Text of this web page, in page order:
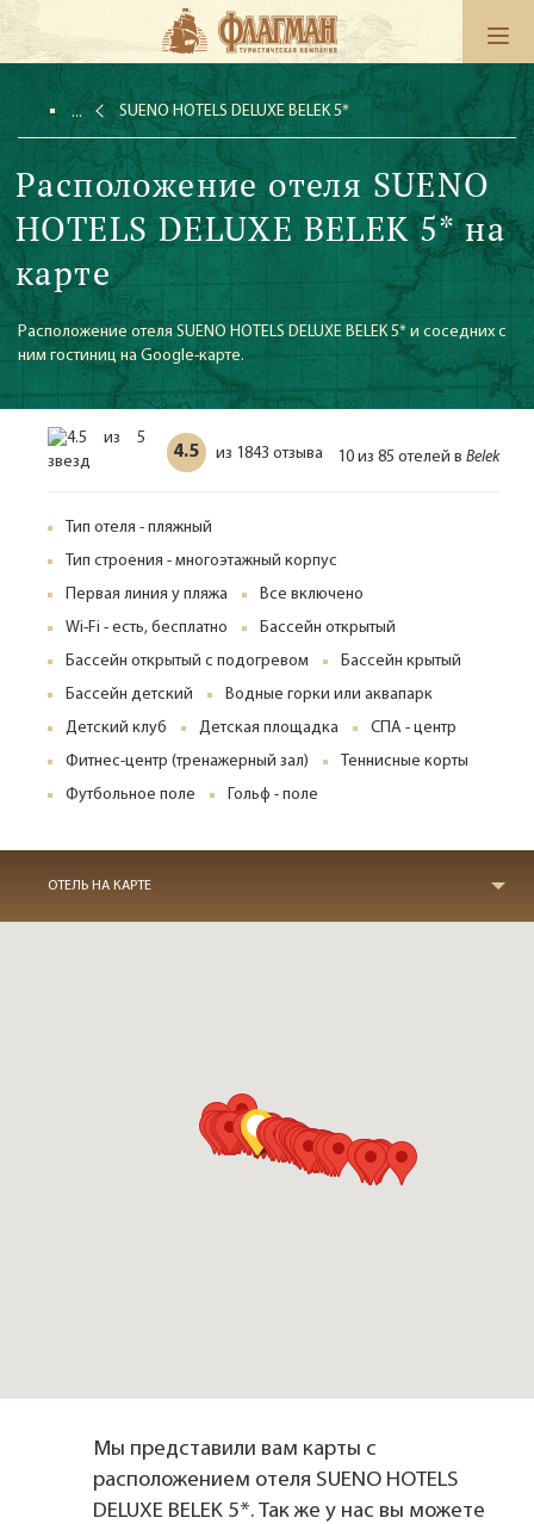
SUENO HOTELS DELUXE BELEK 5*
Расположение отеля SUENO
HOTELS DELUXE BELEK 5* на
карте
Расположение отеля SUENO HOTELS DELUXE BELEK 5* и соседних с
ним гостиниц на Google-карте.
4.5 из 1843 отзыва 10 из 85 отелей в Belek
Тип отеля - пляжный
Тип строения - многоэтажный корпус
Первая линия у пляжа
Все включено
Wi-Fi - есть, бесплатно
Бассейн открытый
Бассейн открытый с подогревом
Бассейн крытый
Бассейн детский
Водные горки или аквапарк
Детский клуб
Детская площадка
СПА - центр
Фитнес-центр (тренажерный зал)
Теннисные корты
Футбольное поле
Гольф - поле
ОТЕЛЬ НА КАРТЕ
Мы представили вам карты с
расположением отеля SUENO HOTELS
DELUXE BELEK 5*. Так же у нас вы можете